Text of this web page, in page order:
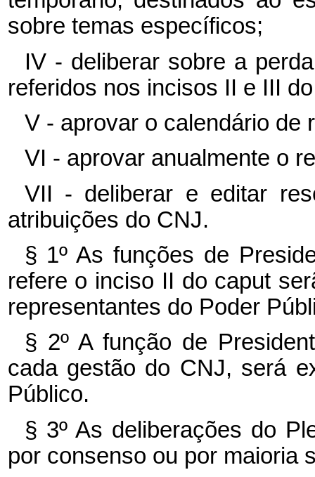
sobre temas específicos;
IV - deliberar sobre a
referidos nos incisos II e III
V - aprovar o calendário de
VI - aprovar anualmente o
VII - deliberar e editar
atribuições do CNJ.
§ 1º As funções de
refere o inciso II do caput
representantes do Poder
§ 2º A função de
cada gestão do CNJ, será
Público.
§ 3º As deliberações do
por consenso ou por maioria